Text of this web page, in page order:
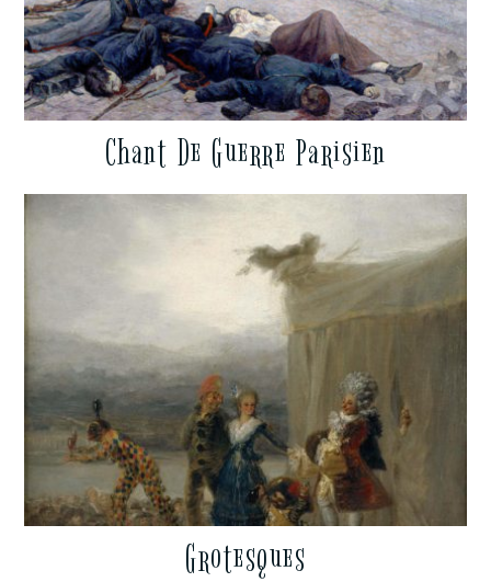
Chant De Guerre Parisien
Grotesques